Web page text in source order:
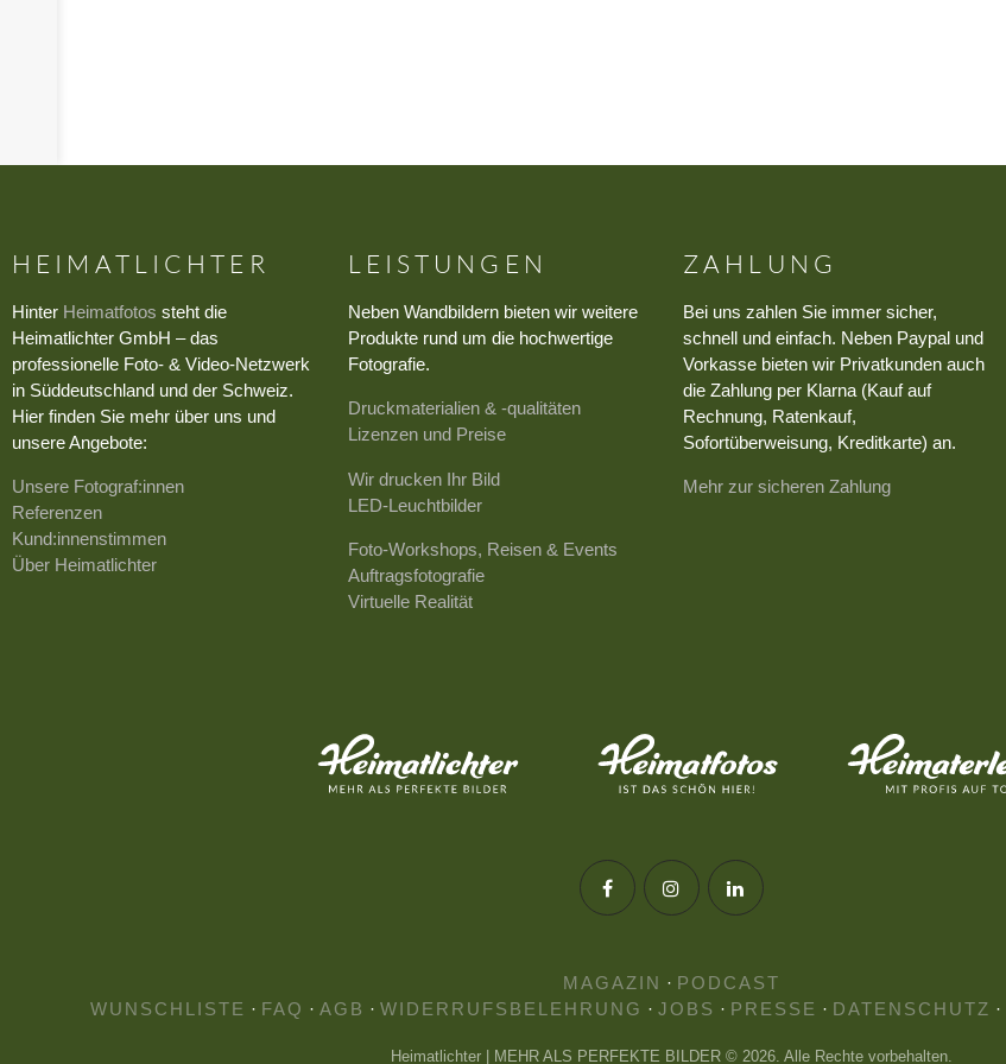
HEIMATLICHTER
Hinter Heimatfotos steht die
Heimatlichter GmbH – das
professionelle Foto- & Video-Netzwerk
in Süddeutschland und der Schweiz.
Hier finden Sie mehr über uns und
unsere Angebote:
Unsere Fotograf:innen
Referenzen
Kund:innenstimmen
Über Heimatlichter
LEISTUNGEN
Neben Wandbildern bieten wir weitere
Produkte rund um die hochwertige
Fotografie.
Druckmaterialien & -qualitäten
Lizenzen und Preise
Wir drucken Ihr Bild
LED-Leuchtbilder
Foto-Workshops, Reisen & Events
Auftragsfotografie
Virtuelle Realität
ZAHLUNG
Bei uns zahlen Sie immer sicher,
schnell und einfach. Neben Paypal und
Vorkasse bieten wir Privatkunden auch
die Zahlung per Klarna (Kauf auf
Rechnung, Ratenkauf,
Sofortüberweisung, Kreditkarte) an.
Mehr zur sicheren Zahlung
MAGAZIN · PODCAST
WUNSCHLISTE · FAQ · AGB · WIDERRUFSBELEHRUNG · JOBS · PRESSE · DATENSCHUTZ ·
Heimatlichter | MEHR ALS PERFEKTE BILDER © 2026. Alle Rechte vorbehalten.